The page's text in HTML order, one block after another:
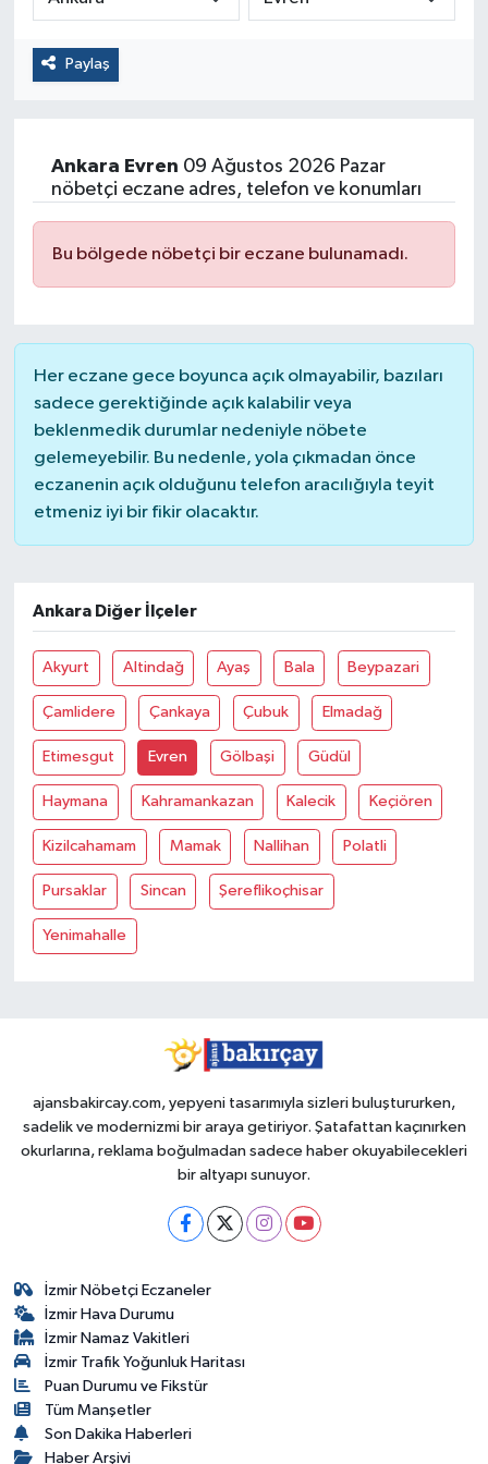
Paylaş
Ankara Evren 09 Ağustos 2026 Pazar
nöbetçi eczane adres, telefon ve konumları
Bu bölgede nöbetçi bir eczane bulunamadı.
Her eczane gece boyunca açık olmayabilir, bazıları
sadece gerektiğinde açık kalabilir veya
beklenmedik durumlar nedeniyle nöbete
gelemeyebilir. Bu nedenle, yola çıkmadan önce
eczanenin açık olduğunu telefon aracılığıyla teyit
etmeniz iyi bir fikir olacaktır.
Ankara Diğer İlçeler
Akyurt Altindağ Ayaş Bala Beypazari
Çamlidere Çankaya Çubuk Elmadağ
Etimesgut Evren Gölbaşi Güdül
Haymana Kahramankazan Kalecik Keçiören
Kizilcahamam Mamak Nallihan Polatli
Pursaklar Sincan Şereflikoçhisar
Yenimahalle
ajansbakircay.com, yepyeni tasarımıyla sizleri buluştururken,
sadelik ve modernizmi bir araya getiriyor. Şatafattan kaçınırken
okurlarına, reklama boğulmadan sadece haber okuyabilecekleri
bir altyapı sunuyor.
İzmir Nöbetçi Eczaneler
İzmir Hava Durumu
İzmir Namaz Vakitleri
İzmir Trafik Yoğunluk Haritası
Puan Durumu ve Fikstür
Tüm Manşetler
Son Dakika Haberleri
Haber Arşivi